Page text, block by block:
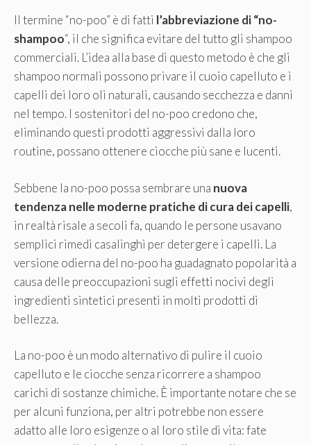
Il termine “no-poo” è di fatti l’abbreviazione di “no-
shampoo“, il che significa evitare del tutto gli shampoo
commerciali. L’idea alla base di questo metodo è che gli
shampoo normali possono privare il cuoio capelluto e i
capelli dei loro oli naturali, causando secchezza e danni
nel tempo. I sostenitori del no-poo credono che,
eliminando questi prodotti aggressivi dalla loro
routine, possano ottenere ciocche più sane e lucenti.
Sebbene la no-poo possa sembrare una nuova
tendenza nelle moderne pratiche di cura dei capelli,
in realtà risale a secoli fa, quando le persone usavano
semplici rimedi casalinghi per detergere i capelli. La
versione odierna del no-poo ha guadagnato popolarità a
causa delle preoccupazioni sugli effetti nocivi degli
ingredienti sintetici presenti in molti prodotti di
bellezza.
La no-poo è un modo alternativo di pulire il cuoio
capelluto e le ciocche senza ricorrere a shampoo
carichi di sostanze chimiche. È importante notare che se
per alcuni funziona, per altri potrebbe non essere
adatto alle loro esigenze o al loro stile di vita: fate